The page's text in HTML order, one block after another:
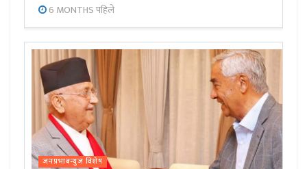
6 MONTHS पहिले
जनप्रभाबन्युज विशेष